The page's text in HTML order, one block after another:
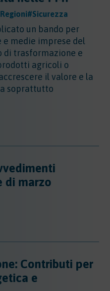
Giulia
mutageno
incendi
#Sicurezza
un bando per
medie imprese del
di trasformazione e
agricoli o
il valore e la
soprattutto
di marzo
Contributi per
e